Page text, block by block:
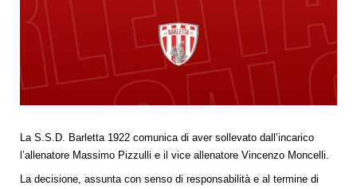
La S.S.D. Barletta 1922 comunica di aver sollevato dall’incarico
l’allenatore Massimo Pizzulli e il vice allenatore Vincenzo Moncelli.
La decisione, assunta con senso di responsabilità e al termine di